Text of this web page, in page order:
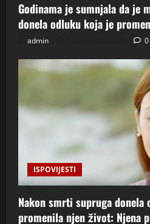
Godinama je sumnjala da je
donela odluku koja je
admin 0
ISPOVIJESTI
Nakon smrti supruga donela
promenila njen život: Njena